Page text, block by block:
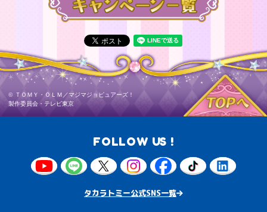
© ＴＯＭＹ・ＯＬＭ／マジマジョピュアーズ！
製作委員会・テレビ東京
FOLLOW US !
タカラトミー公式SNS一覧